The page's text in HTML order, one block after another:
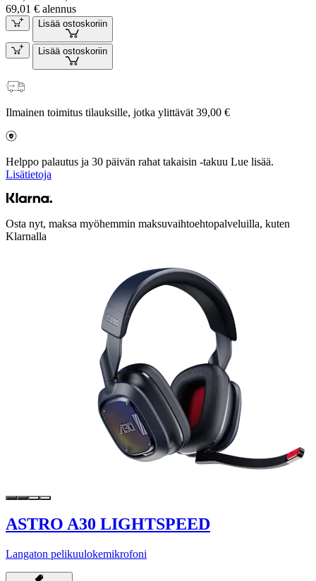
69,01 € alennus
Lisää ostoskoriin
Lisää ostoskoriin
Ilmainen toimitus tilauksille, jotka ylittävät 39,00 €
Helppo palautus ja 30 päivän rahat takaisin -takuu Lue lisää.
Lisätietoja
Osta nyt, maksa myöhemmin maksuvaihtoehtopalveluilla, kuten
Klarnalla
ASTRO A30 LIGHTSPEED
Langaton pelikuulokemikrofoni